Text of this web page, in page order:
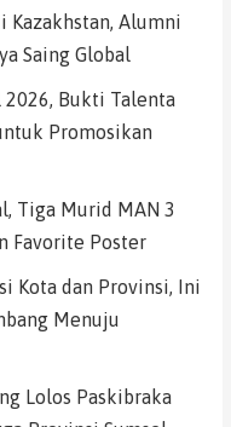
Kazakhstan, Alumni
Saing Global
2026, Bukti Talenta
Promosikan
Tiga Murid MAN 3
Favorite Poster
Kota dan Provinsi, Ini
Menuju
Lolos Paskibraka